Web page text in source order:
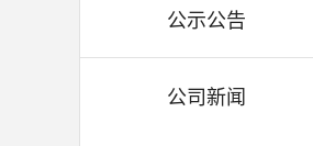
公示公告
公司新闻